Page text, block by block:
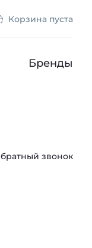
Корзина пуста
Бренды
звонок